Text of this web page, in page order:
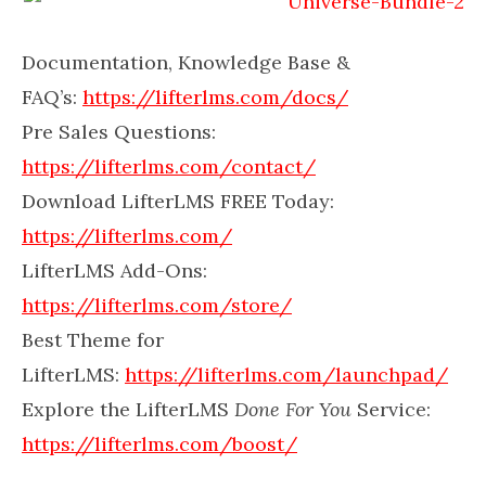
Documentation, Knowledge Base &
FAQ’s: https://lifterlms.com/docs/
Pre Sales Questions:
https://lifterlms.com/contact/
Download LifterLMS FREE Today:
https://lifterlms.com/
LifterLMS Add-Ons:
https://lifterlms.com/store/
Best Theme for
LifterLMS: https://lifterlms.com/launchpad/
Explore the LifterLMS Done For You Service:
https://lifterlms.com/boost/